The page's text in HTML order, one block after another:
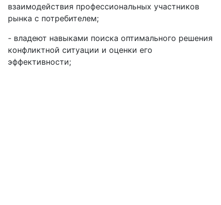
взаимодействия профессиональных участников
рынка с потребителем;
- владеют навыками поиска оптимального решения
конфликтной ситуации и оценки его
эффективности;